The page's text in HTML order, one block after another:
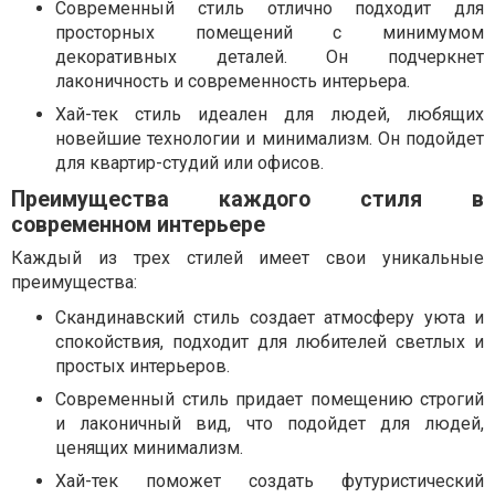
Современный стиль отлично подходит для
просторных помещений с минимумом
декоративных деталей. Он подчеркнет
лаконичность и современность интерьера.
Хай-тек стиль идеален для людей, любящих
новейшие технологии и минимализм. Он подойдет
для квартир-студий или офисов.
Преимущества каждого стиля в
современном интерьере
Каждый из трех стилей имеет свои уникальные
преимущества:
Скандинавский стиль создает атмосферу уюта и
спокойствия, подходит для любителей светлых и
простых интерьеров.
Современный стиль придает помещению строгий
и лаконичный вид, что подойдет для людей,
ценящих минимализм.
Хай-тек поможет создать футуристический